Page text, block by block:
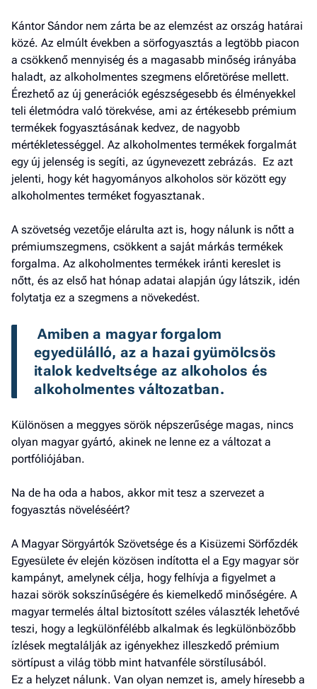
Kántor Sándor nem zárta be az elemzést az ország határai
közé. Az elmúlt években a sörfogyasztás a legtöbb piacon
a csökkenő mennyiség és a magasabb minőség irányába
haladt, az alkoholmentes szegmens előretörése mellett.
Érezhető az új generációk egészségesebb és élményekkel
teli életmódra való törekvése, ami az értékesebb prémium
termékek fogyasztásának kedvez, de nagyobb
mértékletességgel. Az alkoholmentes termékek forgalmát
egy új jelenség is segíti, az úgynevezett zebrázás. Ez azt
jelenti, hogy két hagyományos alkoholos sör között egy
alkoholmentes terméket fogyasztanak.
A szövetség vezetője elárulta azt is, hogy nálunk is nőtt a
prémiumszegmens, csökkent a saját márkás termékek
forgalma. Az alkoholmentes termékek iránti kereslet is
nőtt, és az első hat hónap adatai alapján úgy látszik, idén
folytatja ez a szegmens a növekedést.
Amiben a magyar forgalom
egyedülálló, az a hazai gyümölcsös
italok kedveltsége az alkoholos és
alkoholmentes változatban.
Különösen a meggyes sörök népszerűsége magas, nincs
olyan magyar gyártó, akinek ne lenne ez a változat a
portfóliójában.
Na de ha oda a habos, akkor mit tesz a szervezet a
fogyasztás növeléséért?
A Magyar Sörgyártók Szövetsége és a Kisüzemi Sörfőzdék
Egyesülete év elején közösen indította el a Egy magyar sör
kampányt, amelynek célja, hogy felhívja a figyelmet a
hazai sörök sokszínűségére és kiemelkedő minőségére. A
magyar termelés által biztosított széles választék lehetővé
teszi, hogy a legkülönfélébb alkalmak és legkülönbözőbb
ízlések megtalálják az igényekhez illeszkedő prémium
sörtípust a világ több mint hatvanféle sörstílusából.
Ez a helyzet nálunk. Van olyan nemzet is, amely híresebb a